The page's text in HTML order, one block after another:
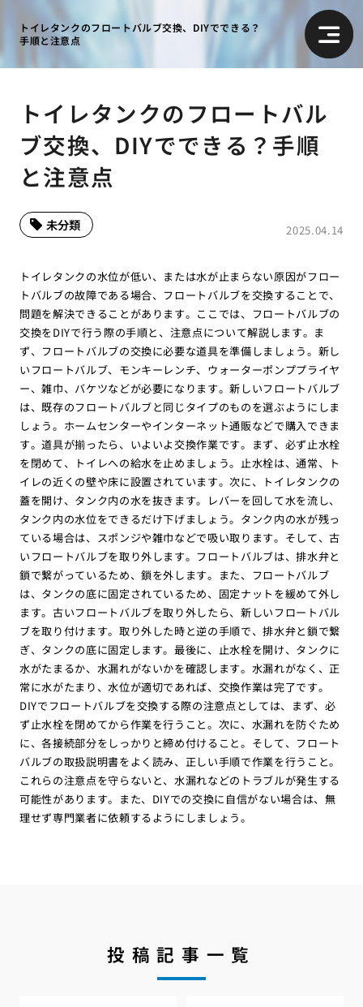
トイレタンクのフロートバルブ交換、DIYでできる？
手順と注意点
トイレタンクのフロートバル
ブ交換、DIYでできる？手順
と注意点
2025.04.14
未分類
トイレタンクの水位が低い、または水が止まらない原因がフロー
トバルブの故障である場合、フロートバルブを交換することで、
問題を解決できることがあります。ここでは、フロートバルブの
交換をDIYで行う際の手順と、注意点について解説します。ま
ず、フロートバルブの交換に必要な道具を準備しましょう。新し
いフロートバルブ、モンキーレンチ、ウォーターポンププライヤ
ー、雑巾、バケツなどが必要になります。新しいフロートバルブ
は、既存のフロートバルブと同じタイプのものを選ぶようにしま
しょう。ホームセンターやインターネット通販などで購入できま
す。道具が揃ったら、いよいよ交換作業です。まず、必ず止水栓
を閉めて、トイレへの給水を止めましょう。止水栓は、通常、ト
イレの近くの壁や床に設置されています。次に、トイレタンクの
蓋を開け、タンク内の水を抜きます。レバーを回して水を流し、
タンク内の水位をできるだけ下げましょう。タンク内の水が残っ
ている場合は、スポンジや雑巾などで吸い取ります。そして、古
いフロートバルブを取り外します。フロートバルブは、排水弁と
鎖で繋がっているため、鎖を外します。また、フロートバルブ
は、タンクの底に固定されているため、固定ナットを緩めて外し
ます。古いフロートバルブを取り外したら、新しいフロートバル
ブを取り付けます。取り外した時と逆の手順で、排水弁と鎖で繋
ぎ、タンクの底に固定します。最後に、止水栓を開け、タンクに
水がたまるか、水漏れがないかを確認します。水漏れがなく、正
常に水がたまり、水位が適切であれば、交換作業は完了です。
DIYでフロートバルブを交換する際の注意点としては、まず、必
ず止水栓を閉めてから作業を行うこと。次に、水漏れを防ぐため
に、各接続部分をしっかりと締め付けること。そして、フロート
バルブの取扱説明書をよく読み、正しい手順で作業を行うこと。
これらの注意点を守らないと、水漏れなどのトラブルが発生する
可能性があります。また、DIYでの交換に自信がない場合は、無
理せず専門業者に依頼するようにしましょう。
投稿記事一覧